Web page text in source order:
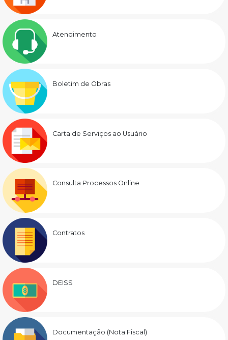
Atendimento
Boletim de Obras
Carta de Serviços ao Usuário
Consulta Processos Online
Contratos
DEISS
Documentação (Nota Fiscal)